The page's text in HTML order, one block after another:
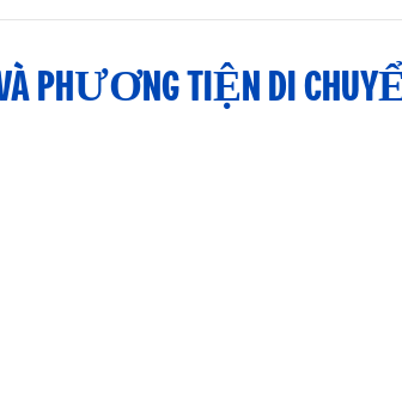
PHƯƠNG TIỆN DI